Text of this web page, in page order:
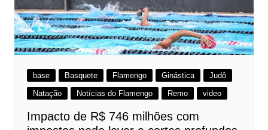
base Basquete Flamengo Ginástica
Judô
Natação
Notícias do Flamengo Remo video
Impacto de R$ 746 milhões com